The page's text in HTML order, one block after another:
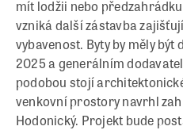
mít lodžii nebo
vzniká další zástavba
vybavenost. Byty by měly
2025 a generálním
podobou stojí
venkovní prostory navrhl
Hodonický. Projekt bude